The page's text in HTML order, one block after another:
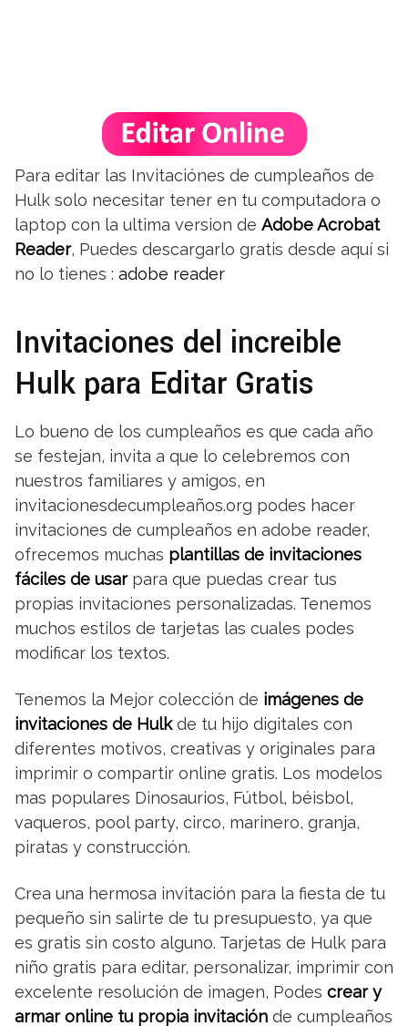
Para editar las Invitaciónes de cumpleaños de
Hulk solo necesitar tener en tu computadora o
laptop con la ultima version de Adobe Acrobat
Reader, Puedes descargarlo gratis desde aquí si
no lo tienes : adobe reader
Invitaciones del increible
Hulk para Editar Gratis
Lo bueno de los cumpleaños es que cada año
se festejan, invita a que lo celebremos con
nuestros familiares y amigos, en
invitacionesdecumpleaños.org podes hacer
invitaciones de cumpleaños en adobe reader,
ofrecemos muchas plantillas de invitaciones
fáciles de usar para que puedas crear tus
propias invitaciones personalizadas. Tenemos
muchos estilos de tarjetas las cuales podes
modificar los textos.
Tenemos la Mejor colección de imágenes de
invitaciones de Hulkde tu hijo digitales con
diferentes motivos, creativas y originales para
imprimir o compartir online gratis. Los modelos
mas populares Dinosaurios, Fútbol, béisbol,
vaqueros, pool party, circo, marinero, granja,
piratas y construcción.
Crea una hermosa invitación para la fiesta de tu
pequeño sin salirte de tu presupuesto, ya que
es gratis sin costo alguno. Tarjetas de Hulk para
niño gratis para editar, personalizar, imprimir con
excelente resolución de imagen, Podes crear y
armar online tu propia invitación de cumpleaños